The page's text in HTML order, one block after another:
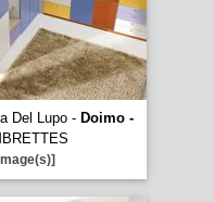
Del Lupo - Doimo -